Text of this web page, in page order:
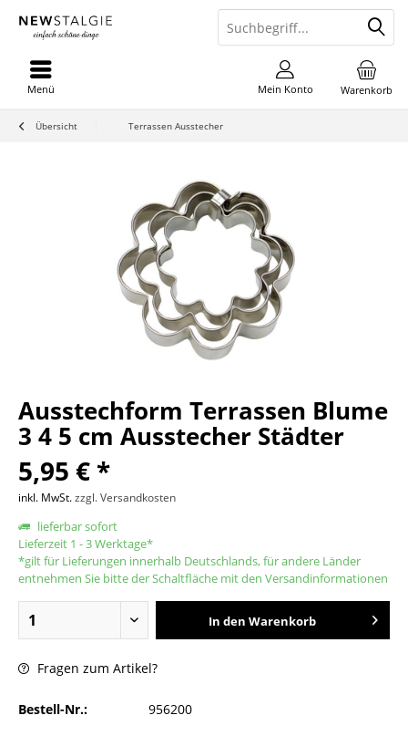
Warenkorb
Mein Konto
Menü
Übersicht Terrassen Ausstecher
Ausstechform Terrassen Blume
3 4 5 cm Ausstecher Städter
5,95 € *
inkl. MwSt.zzgl. Versandkosten
lieferbar sofort
Lieferzeit 1 - 3 Werktage*
*gilt für Lieferungen innerhalb Deutschlands, für andere Länder
entnehmen Sie bitte der Schaltfläche mit den Versandinformationen
In den Warenkorb
Fragen zum Artikel?
Bestell-Nr.: 956200